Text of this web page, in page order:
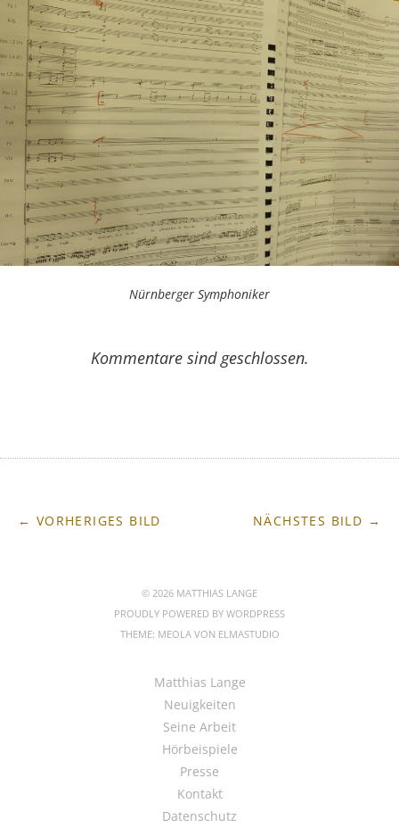
Nürnberger Symphoniker
Kommentare sind geschlossen.
← VORHERIGES BILD NÄCHSTES BILD →
© 2026 MATTHIAS LANGE
PROUDLY POWERED BY WORDPRESS
THEME: MEOLA VON ELMASTUDIO
Matthias Lange
Neuigkeiten
Seine Arbeit
Hörbeispiele
Presse
Kontakt
Datenschutz